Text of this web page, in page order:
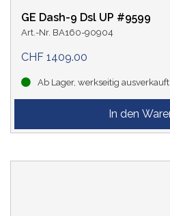
GE Dash-9 Dsl UP #9599
Art.-Nr. BA160-90904
CHF 1409.00
Ab Lager, werkseitig ausverkauft